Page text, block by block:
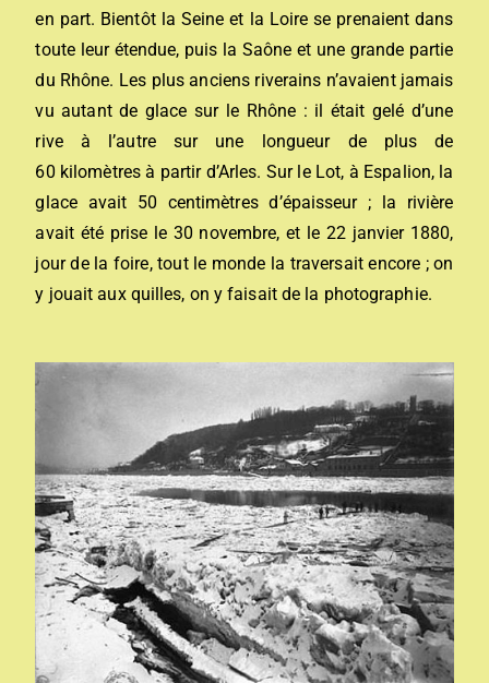
en part. Bientôt la Seine et la Loire se prenaient dans
toute leur étendue, puis la Saône et une grande partie
du Rhône. Les plus anciens riverains n’avaient jamais
vu autant de glace sur le Rhône : il était gelé d’une
rive à l’autre sur une longueur de plus de
60 kilomètres à partir d’Arles. Sur le Lot, à Espalion, la
glace avait 50 centimètres d’épaisseur ; la rivière
avait été prise le 30 novembre, et le 22 janvier 1880,
jour de la foire, tout le monde la traversait encore ; on
y jouait aux quilles, on y faisait de la photographie.